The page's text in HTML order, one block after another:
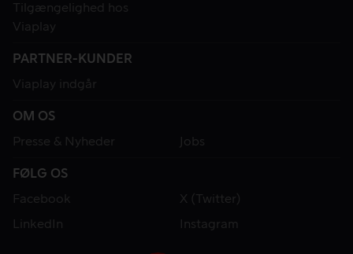
Tilgængelighed hos
Viaplay
PARTNER-KUNDER
Viaplay indgår
OM OS
Presse & Nyheder
Jobs
FØLG OS
Facebook
X (Twitter)
LinkedIn
Instagram